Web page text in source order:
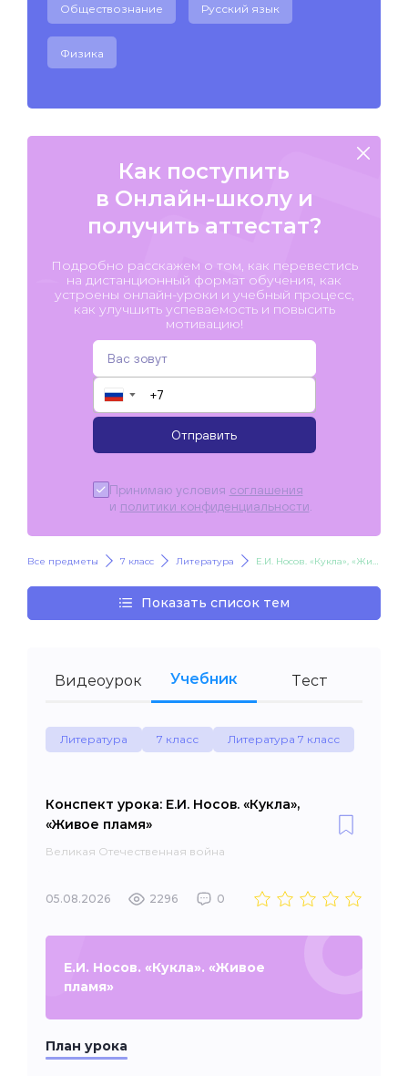
Обществознание Русский язык
Физика
Как поступить
в Онлайн-школу и
получить аттестат?
Подробно расскажем о том, как перевестись
на дистанционный формат обучения, как
устроены онлайн-уроки и учебный процесс,
как улучшить успеваемость и повысить
мотивацию!
▼
Отправить
Принимаю условия соглашения
и политики конфиденциальности
Все предметы 7 класс Литература Е.И. Носов. «Кукла», «Живое пламя»
Показать список тем
Видеоурок Учебник Тест
Литература 7 класс Литература 7 класс
Конспект урока: Е.И. Носов. «Кукла»,
«Живое пламя»
Великая Отечественная война
05.08.2026 2296 0
Е.И. Носов. «Кукла». «Живое
пламя»
План урока